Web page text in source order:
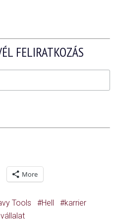
FELIRATKOZÁS
More
Tools Hell
karrier